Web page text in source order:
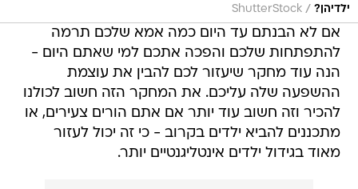
ילדיהן? /
ShutterStock
אם לא הבנתם עד היום כמה אמא שלכם תרמה
להתפתחות שלכם והפכה אתכם למי שאתם היום -
הנה עוד מחקר שיעזור לכם להבין את עוצמת
ההשפעה שלה עליכם. את המחקר הזה חשוב לכולנו
להכיר וזה חשוב עוד יותר אם אתם הורים צעירים, או
מתכננים להביא ילדים בקרוב - כי זה יכול לעזור
מאוד בגידול ילדים אינטליגנטיים יותר.